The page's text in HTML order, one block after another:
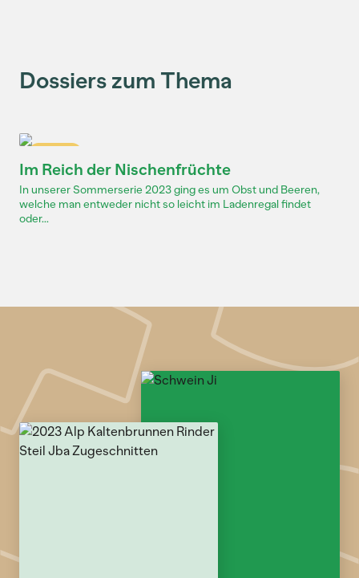
Dossiers zum Thema
Im Reich der Nischenfrüchte
In unserer Sommerserie 2023 ging es um Obst und Beeren,
welche man entweder nicht so leicht im Ladenregal findet
oder...